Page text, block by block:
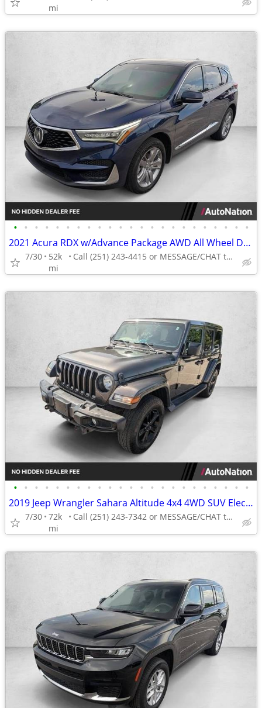
mi
• • • • • • • • • • • • • • • • • • • • • • •
2021 Acura RDX w/Advance Package AWD All Wheel Drive SUV AUTONATION
7/30
52k
mi
Call (251) 243-4415 or MESSAGE/CHAT to confirm availability
• • • • • • • • • • • • • • • • • • • • • • •
2019 Jeep Wrangler Sahara Altitude 4x4 4WD SUV Electric AUTONATION
7/30 72k
mi
Call (251) 243-7342 or MESSAGE/CHAT to confirm availability